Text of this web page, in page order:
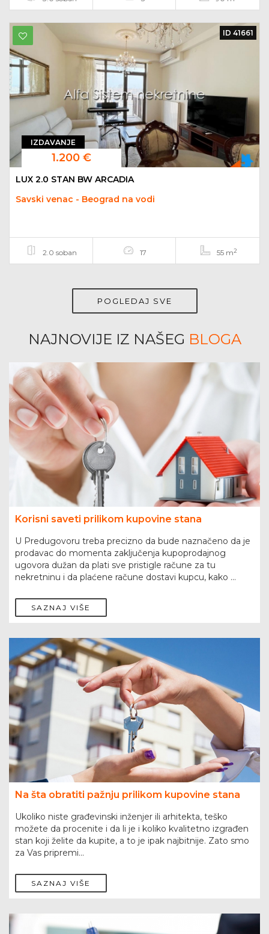
IZDAVANJE
1.200 €
ID 41661
LUX 2.0 STAN BW ARCADIA
Savski venac - Beograd na vodi
2.0 soban 17 55 m2
POGLEDAJ SVE
NAJNOVIJE IZ NAŠEG BLOGA
Korisni saveti prilikom kupovine stana
U Predugovoru treba precizno da bude naznačeno da je
prodavac do momenta zaključenja kupoprodajnog
ugovora dužan da plati sve pristigle račune za tu
nekretninu i da plaćene račune dostavi kupcu, kako ...
SAZNAJ VIŠE
Na šta obratiti pažnju prilikom kupovine stana
Ukoliko niste građevinski inženjer ili arhitekta, teško
možete da procenite i da li je i koliko kvalitetno izgrađen
stan koji želite da kupite, a to je ipak najbitnije. Zato smo
za Vas pripremi...
SAZNAJ VIŠE